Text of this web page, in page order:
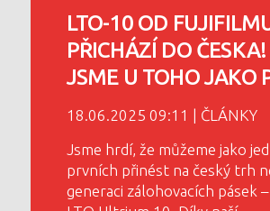
LTO-10 OD
PŘICHÁZÍ DO
JSME U TOHO JAKO
18.06.2025 09:11 | ČLÁNKY
Jsme hrdí, že můžeme jako
prvních přinést na český trh
generaci zálohovacích pásek